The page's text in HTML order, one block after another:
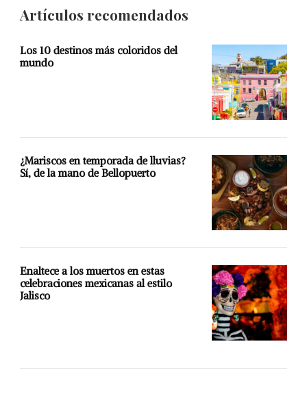
Artículos recomendados
Los 10 destinos más coloridos del
mundo
¿Mariscos en temporada de lluvias?
Sí, de la mano de Bellopuerto
Enaltece a los muertos en estas
celebraciones mexicanas al estilo
Jalisco